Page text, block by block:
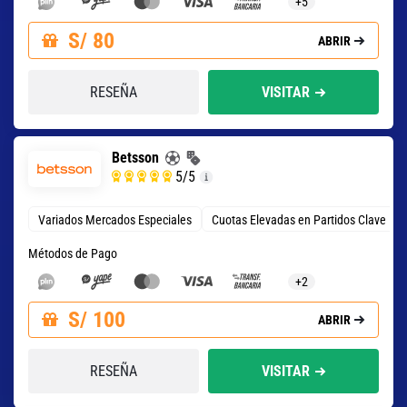
S/ 80 ABRIR
RESEÑA VISITAR
Betsson
5/5
Variados Mercados Especiales Cuotas Elevadas en Partidos Clave
Métodos de Pago
+2
S/ 100 ABRIR
RESEÑA VISITAR